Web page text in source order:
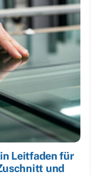
Leitfaden für
und